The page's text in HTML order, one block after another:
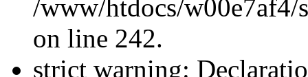
/www/htdocs/w00e7af4/
on line 242.
strict warning: